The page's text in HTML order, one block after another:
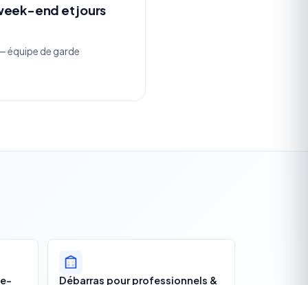
end et jours
équipe de garde
Débarras pour professionnels &